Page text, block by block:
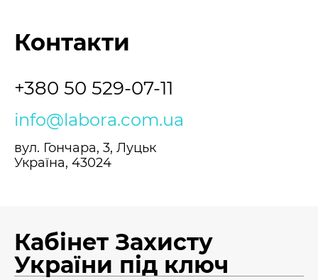
Контакти
+380 50 529-07-11
info@labora.com.ua
вул. Гончара, 3, Луцьк
Україна, 43024
Кабінет Захисту
України під ключ